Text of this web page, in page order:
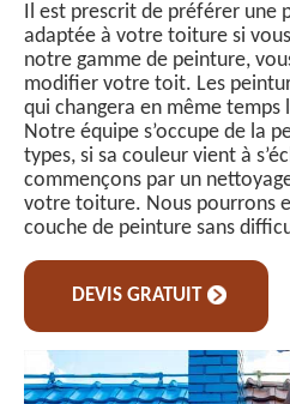
Il est prescrit de préférer une
adaptée à votre toiture si
notre gamme de peinture,
modifier votre toit. Les
qui changera en même temps
Notre équipe s’occupe de la
types, si sa couleur vient à
commençons par un
votre toiture. Nous pourrons
couche de peinture sans
DEVIS GRATUIT